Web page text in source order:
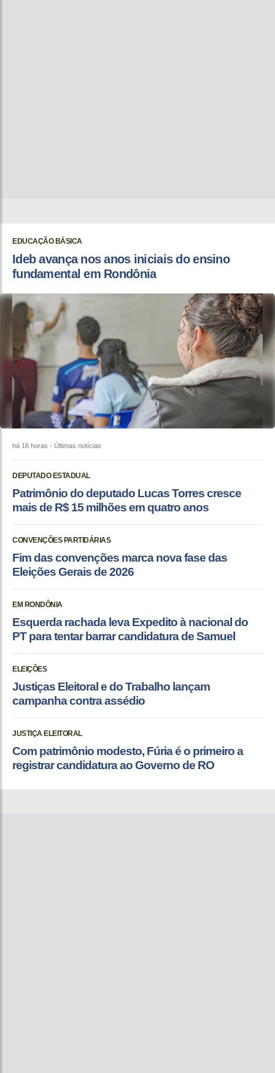
EDUCAÇÃO BÁSICA
Ideb avança nos anos iniciais do ensino
fundamental em Rondônia
há 16 horas - Últimas notícias
DEPUTADO ESTADUAL
Patrimônio do deputado Lucas Torres cresce
mais de R$ 15 milhões em quatro anos
CONVENÇÕES PARTIDÁRIAS
Fim das convenções marca nova fase das
Eleições Gerais de 2026
EM RONDÔNIA
Esquerda rachada leva Expedito à nacional do
PT para tentar barrar candidatura de Samuel
ELEIÇÕES
Justiças Eleitoral e do Trabalho lançam
campanha contra assédio
JUSTIÇA ELEITORAL
Com patrimônio modesto, Fúria é o primeiro a
registrar candidatura ao Governo de RO